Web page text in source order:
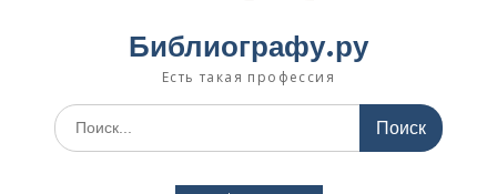
Библиографу.ру
Есть такая профессия
Поиск
по: